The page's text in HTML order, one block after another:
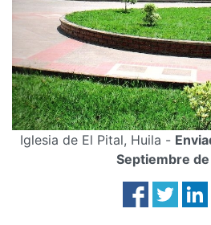
Iglesia de El Pital, Huila -
Septiembre